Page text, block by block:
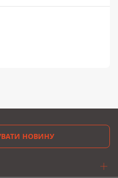
НОВИНУ